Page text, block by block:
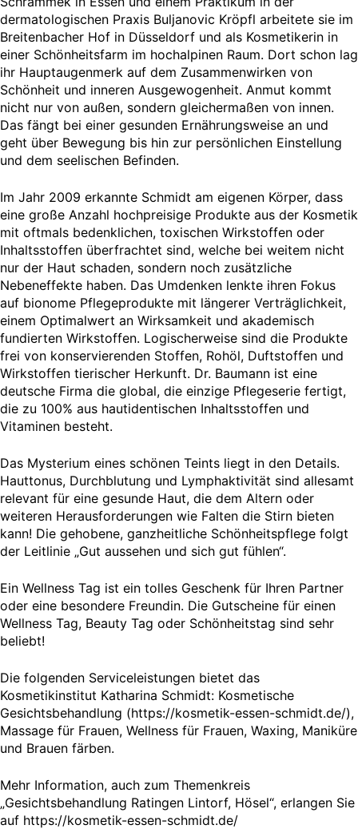
dermatologischen Praxis Buljanovic Kröpfl arbeitete sie im
Breitenbacher Hof in Düsseldorf und als Kosmetikerin in
einer Schönheitsfarm im hochalpinen Raum. Dort schon lag
ihr Hauptaugenmerk auf dem Zusammenwirken von
Schönheit und inneren Ausgewogenheit. Anmut kommt
nicht nur von außen, sondern gleichermaßen von innen.
Das fängt bei einer gesunden Ernährungsweise an und
geht über Bewegung bis hin zur persönlichen Einstellung
und dem seelischen Befinden.
Im Jahr 2009 erkannte Schmidt am eigenen Körper, dass
eine große Anzahl hochpreisige Produkte aus der Kosmetik
mit oftmals bedenklichen, toxischen Wirkstoffen oder
Inhaltsstoffen überfrachtet sind, welche bei weitem nicht
nur der Haut schaden, sondern noch zusätzliche
Nebeneffekte haben. Das Umdenken lenkte ihren Fokus
auf bionome Pflegeprodukte mit längerer Verträglichkeit,
einem Optimalwert an Wirksamkeit und akademisch
fundierten Wirkstoffen. Logischerweise sind die Produkte
frei von konservierenden Stoffen, Rohöl, Duftstoffen und
Wirkstoffen tierischer Herkunft. Dr. Baumann ist eine
deutsche Firma die global, die einzige Pflegeserie fertigt,
die zu 100% aus hautidentischen Inhaltsstoffen und
Vitaminen besteht.
Das Mysterium eines schönen Teints liegt in den Details.
Hauttonus, Durchblutung und Lymphaktivität sind allesamt
relevant für eine gesunde Haut, die dem Altern oder
weiteren Herausforderungen wie Falten die Stirn bieten
kann! Die gehobene, ganzheitliche Schönheitspflege folgt
der Leitlinie „Gut aussehen und sich gut fühlen“.
Ein Wellness Tag ist ein tolles Geschenk für Ihren Partner
oder eine besondere Freundin. Die Gutscheine für einen
Wellness Tag, Beauty Tag oder Schönheitstag sind sehr
beliebt!
Die folgenden Serviceleistungen bietet das
Kosmetikinstitut Katharina Schmidt: Kosmetische
Gesichtsbehandlung (https://kosmetik-essen-schmidt.de/),
Massage für Frauen, Wellness für Frauen, Waxing, Maniküre
und Brauen färben.
Mehr Information, auch zum Themenkreis
„Gesichtsbehandlung Ratingen Lintorf, Hösel“, erlangen Sie
auf https://kosmetik-essen-schmidt.de/